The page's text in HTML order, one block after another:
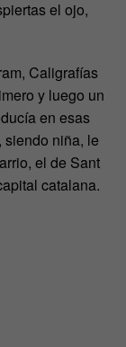
el ojo,
Caligrafías
y luego un
en esas
siendo niña, le
el de Sant
catalana.